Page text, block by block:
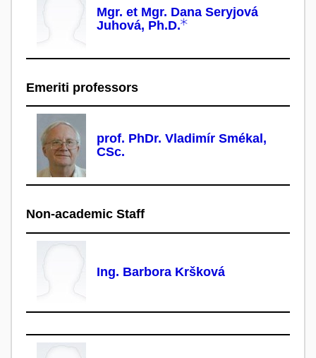
Mgr. et Mgr. Dana Seryjová
Juhová, Ph.D.
Emeriti professors
prof. PhDr. Vladimír Smékal,
CSc.
Non-academic Staff
Ing. Barbora Kršková